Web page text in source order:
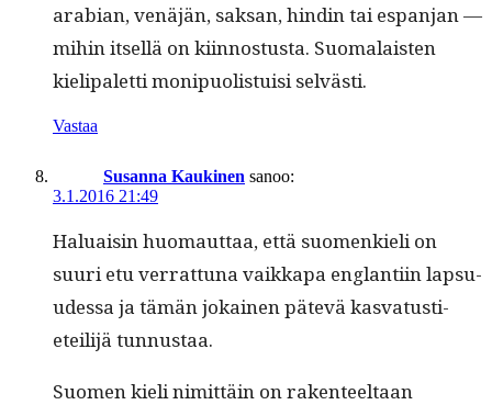
ara­bi­an, venäjän, sak­san, hindin tai espan­jan —
mihin itsel­lä on kiin­nos­tus­ta. Suo­ma­lais­ten
kieli­palet­ti monipuolis­tu­isi selvästi.
Vastaa
Susanna Kaukinen sanoo:
3.1.2016 21:49
Halu­aisin huo­maut­taa, että suomenkieli on
suuri etu ver­rat­tuna vaikka­pa englan­ti­in lap­su­
udessa ja tämän jokainen pätevä kas­va­tusti­
eteil­i­jä tunnustaa.
Suomen kieli nimit­täin on rak­en­teeltaan